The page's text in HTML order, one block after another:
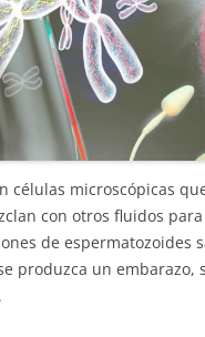
células microscópicas
con otros fluidos
de espermatozoides
produzca un embarazo,